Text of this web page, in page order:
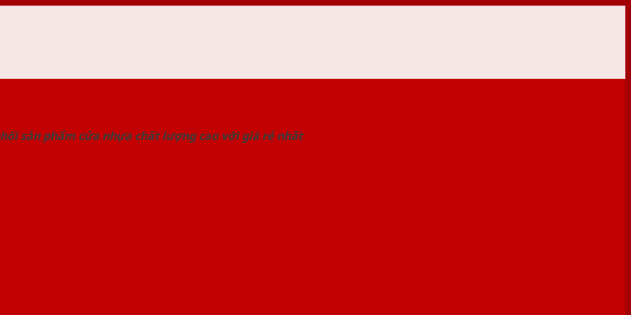
sản phẩm cửa nhựa chất lượng cao với giá rẻ nhất